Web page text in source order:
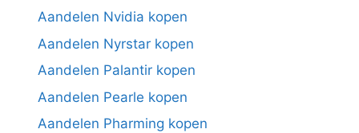
Aandelen Nvidia kopen
Aandelen Nyrstar kopen
Aandelen Palantir kopen
Aandelen Pearle kopen
Aandelen Pharming kopen